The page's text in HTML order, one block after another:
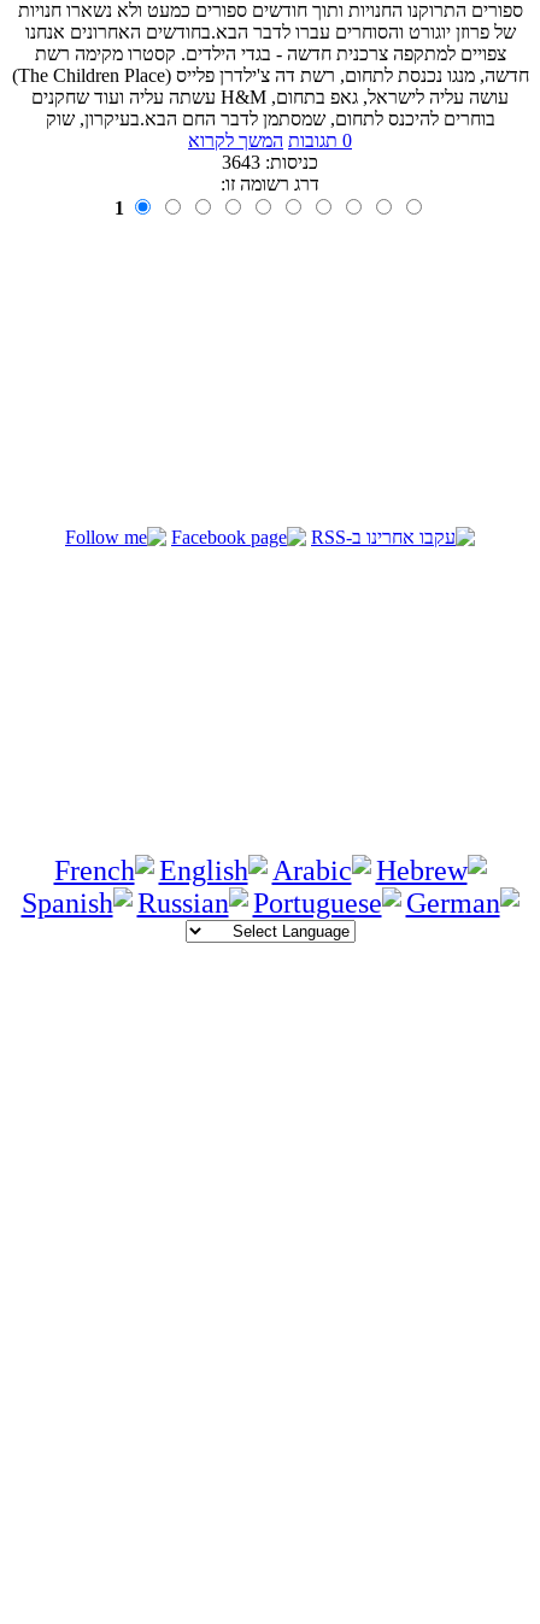
ספורים התרוקנו החנויות ותוך חודשים ספורים כמעט ולא נשארו חנויות
של פרוזן יוגורט והסוחרים עברו לדבר הבא.בחודשים האחרונים אנחנו
צפויים למתקפה צרכנית חדשה - בגדי הילדים. קסטרו מקימה רשת
חדשה, מנגו נכנסת לתחום, רשת דה צ'ילדרן פלייס (The Children Place)
עושה עליה לישראל, גאפ בתחום, H&M עשתה עליה ועוד שחקנים
בוחרים להיכנס לתחום, שמסתמן לדבר החם הבא.בעיקרון, שוק
0 תגובות
המשך לקרוא
כניסות: 3643
דרג רשומה זו:
1